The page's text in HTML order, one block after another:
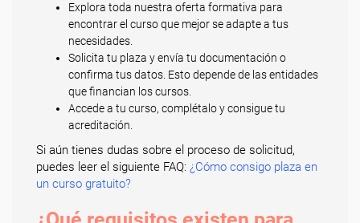
Explora toda nuestra oferta formativa para
encontrar el curso que mejor se adapte a tus
necesidades.
Solicita tu plaza y envía tu documentación o
confirma tus datos. Esto depende de las entidades
que financian los cursos.
Accede a tu curso, complétalo y consigue tu
acreditación.
Si aún tienes dudas sobre el proceso de solicitud,
puedes leer el siguiente FAQ: ¿Cómo consigo plaza en
un curso gratuito?